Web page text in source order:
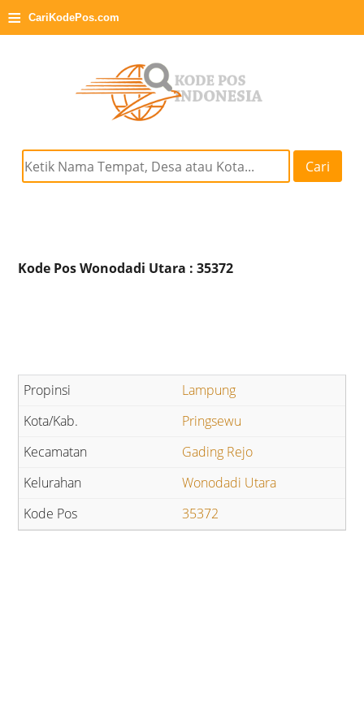
≡ CariKodePos.com
Cari
Kode Pos Wonodadi Utara : 35372
Lampung
Pringsewu
Gading Rejo
Wonodadi Utara
35372